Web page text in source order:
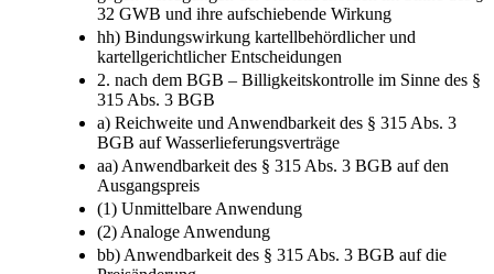
32 GWB und ihre aufschiebende Wirkung
hh) Bindungswirkung kartellbehördlicher und
kartellgerichtlicher Entscheidungen
2. nach dem BGB – Billigkeitskontrolle im Sinne des §
315 Abs. 3 BGB
a) Reichweite und Anwendbarkeit des § 315 Abs. 3
BGB auf Wasserlieferungsverträge
aa) Anwendbarkeit des § 315 Abs. 3 BGB auf den
Ausgangspreis
(1) Unmittelbare Anwendung
(2) Analoge Anwendung
bb) Anwendbarkeit des § 315 Abs. 3 BGB auf die